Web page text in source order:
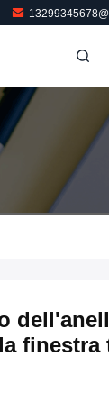
finestra